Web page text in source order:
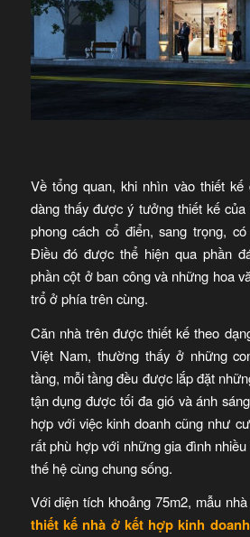
Về tổng quan, khi nhìn vào thiết
dàng thấy được ý tưởng thiết kế
phong cách cổ điển, sang trọng,
Điều đó được thể hiện qua phần
phần cột ở ban công và những hoa
trổ ở phía trên cùng.
Căn nhà trên được thiết kế theo
Việt Nam, thường thấy ở những
tầng, mỗi tầng đều được lắp đặt
tận dụng được tối đa gió và ánh
hợp với việc kinh doanh cũng như
rất phù hợp với những gia đình
thế hệ cùng chung sống.
Với diện tích khoảng 75m2, mẫu
thiết kế nhà ở kết hợp kinh doanh